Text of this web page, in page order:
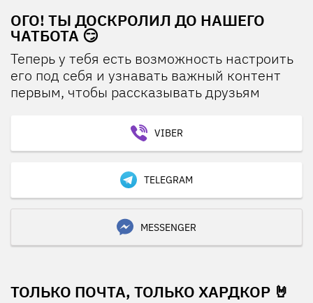
ОГО! ТЫ ДОСКРОЛИЛ ДО НАШЕГО
ЧАТБОТА 😏
Теперь у тебя есть возможность настроить
его под себя и узнавать важный контент
первым, чтобы рассказывать друзьям
VIBER
TELEGRAM
MESSENGER
ТОЛЬКО ПОЧТА, ТОЛЬКО ХАРДКОР 🤘